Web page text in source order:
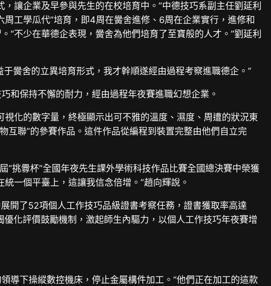
讓企業及早參與先生的在校培育中。”中德技巧系副主任劉延利
工學瓜代”培育，即4周在黌舍進修、6周在企業實行，進修和
不少在華德企表現，黌舍為他們培育了至寶般的人才。”劉延利
黌舍的立異培育形式，我才幹順遂經由過程考察進職德企。”
和保持不懈的耐力，經由過程年夜賽進職幻想企業。
化的數字量，終極顯示出可不雅的溫度、濕度、周遭的狀況東
互聯”的參賽作品。這件作品從編程到裝置完整由他們自立完
“挑釁杯”全國年夜先生課外學術科技作品比賽全國總決賽中榮獲
一個平臺上，這讓我信念倍增。”趙向輝說。
了52項個人工作技巧品級證書考察任務，證書獲取率高達
化評價鼓勵機制，激起師生內驅力，以個人工作技巧年夜賽增
導下操縱數控機床，停止金屬構件加工。“他們正在加工的這款